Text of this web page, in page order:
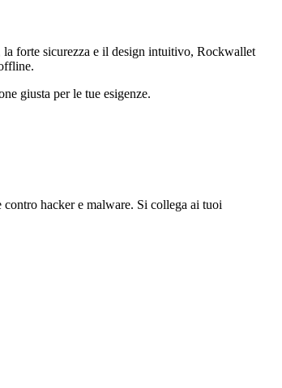
la forte sicurezza e il design intuitivo, Rockwallet
giusta per le tue esigenze.
hacker e malware. Si collega ai tuoi